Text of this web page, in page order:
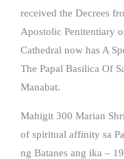
received the Decrees
Apostolic Penitentiary
Cathedral now has A
The Papal Basilica Of
Manabat.
Mahigit 300 Marian
of spiritual affinity sa
ng Batanes ang ika –